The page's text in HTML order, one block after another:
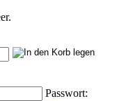
Passwort: